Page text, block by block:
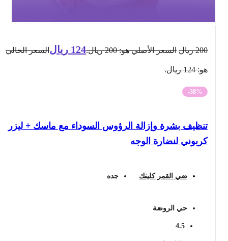
ريال السعر الأصلي هو: 200 ريال. 124 ريال السعر الحالي
-38%
تنظيف بشرة وإزالة الرؤوس السوداء مع ماسك + ليزر
كربوني لنضارة الوجه
ضي القمر كلينك جده
حي الروضة
4.5